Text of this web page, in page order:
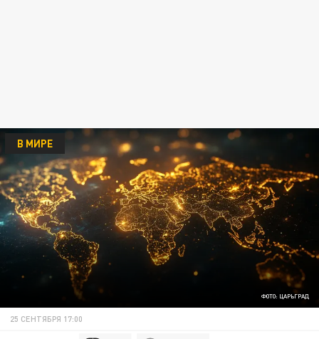
ФОТО: ЦАРЬГРАД
В МИРЕ
25 СЕНТЯБРЯ 17:00